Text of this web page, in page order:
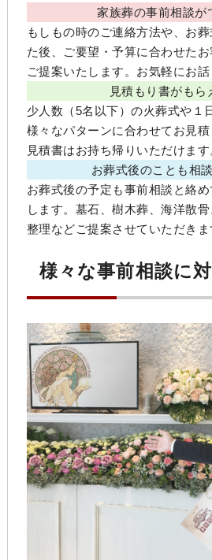
家族葬の事前相談が
もしもの時のご連絡方法や、お
た後、ご要望・予算に合わせた
ご提案いたします。お気軽にお話
見積もり書がもら
少人数（5名以下）の火葬式や１
様々なパターンに合わせてお見
見積書はお持ち帰りいただけます
お葬式後のことも相
お葬式後の予定も事前相談と絡
します。墓石、樹木葬、海洋散
整理などご提案させていただきま
様々な事前相談に対